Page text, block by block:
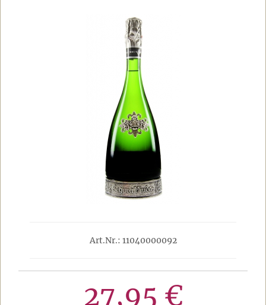
Art.Nr.: 11040000092
27,95 €